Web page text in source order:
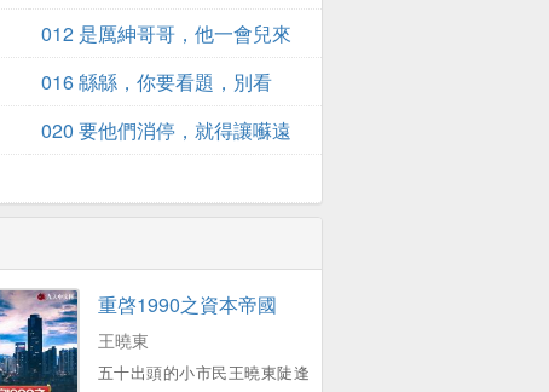
012 是厲紳哥哥，他一會兒來
接我
016 緜緜，你要看題，別看
我。
020 要他們消停，就得讓囌遠
重啓1990之資本帝國
王曉東
五十出頭的小市民王曉東陡逢